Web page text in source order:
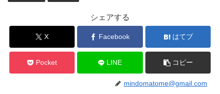
シェアする
X Facebook はてブ
Pocket LINE コピー
mindomatome@gmail.com